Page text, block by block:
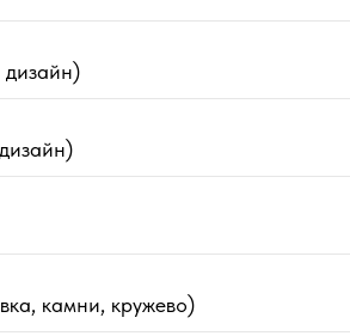
камни, кружево)